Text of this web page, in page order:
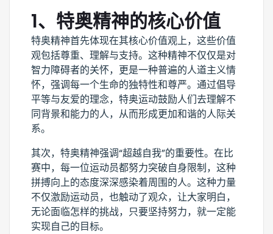
1、特奥精神的核心价值
特奥精神首先体现在其核心价值观上，这些价值
观包括尊重、理解与支持。这种精神不仅仅是对
智力障碍者的关怀，更是一种普遍的人道主义情
怀，强调每一个生命的独特性和尊严。通过倡导
平等与友爱的理念，特奥运动鼓励人们去理解不
同背景和能力的人，从而形成更加和谐的人际关
系。
其次，特奥精神强调“超越自我”的重要性。在比
赛中，每一位运动员都努力突破自身限制，这种
拼搏向上的态度深深感染着周围的人。这种力量
不仅激励运动员，也触动了观众，让大家明白，
无论面临怎样的挑战，只要坚持努力，就一定能
实现自己的目标。